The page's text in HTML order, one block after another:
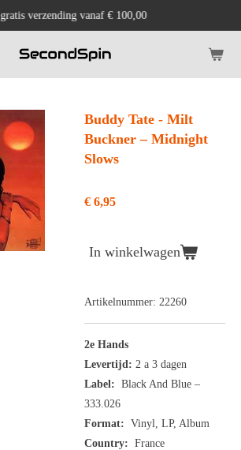
gratis verzending vanaf € 100,00
Buddy Tate - Milt
Buckner ‎– Midnight
Slows
€ 6,95
In winkelwagen
Artikelnummer: 22260
2e Hands
Levertijd: 2 a 3 dagen
Label: Black And Blue ‎–
333.026
Format: Vinyl, LP, Album
Country: France